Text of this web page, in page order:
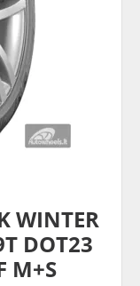
WINTER
DOT23
M+S